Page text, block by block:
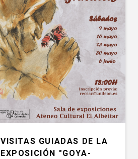
VISITAS GUIADAS DE LA
EXPOSICIÓN "GOYA-